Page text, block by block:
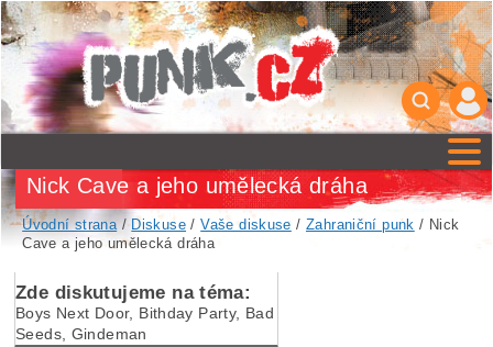
Nick Cave a jeho umělecká dráha
Úvodní strana/ Diskuse /Vaše diskuse / Zahraniční punk / Nick
Cave a jeho umělecká dráha
Zde diskutujeme na téma:
Boys Next Door, Bithday Party, Bad
Seeds, Gindeman